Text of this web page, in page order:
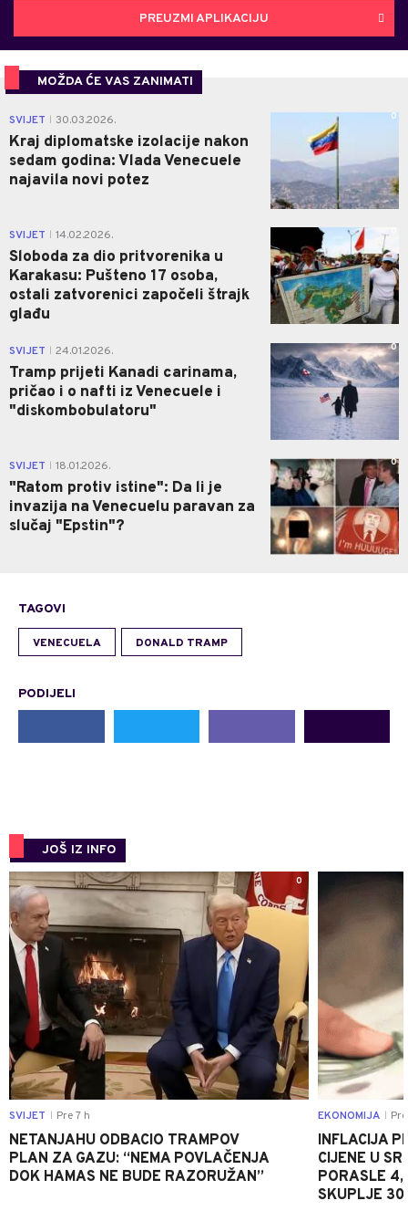
PREUZMI APLIKACIJU
MOŽDA ĆE VAS ZANIMATI
SVIJET 30.03.2026.
Kraj diplomatske izolacije nakon
sedam godina: Vlada Venecuele
najavila novi potez
0
SVIJET 14.02.2026.
Sloboda za dio pritvorenika u
Karakasu: Pušteno 17 osoba,
ostali zatvorenici započeli štrajk
glađu
SVIJET 24.01.2026.
Tramp prijeti Kanadi carinama,
pričao i o nafti iz Venecuele i
"diskombobulatoru"
0
SVIJET 18.01.2026.
"Ratom protiv istine": Da li je
invazija na Venecuelu paravan za
slučaj "Epstin"?
0
TAGOVI
VENECUELA DONALD TRAMP
PODIJELI
JOŠ IZ INFO
0
SVIJET Pre 7 h
NETANJAHU ODBACIO TRAMPOV
PLAN ZA GAZU: “NEMA POVLAČENJA
DOK HAMAS NE BUDE RAZORUŽAN”
EKONOMIJA
INFLACIJA
CIJENE U
PORASLE
SKUPLJE 30